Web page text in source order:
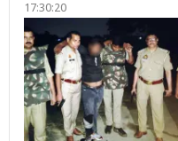
17:30:20